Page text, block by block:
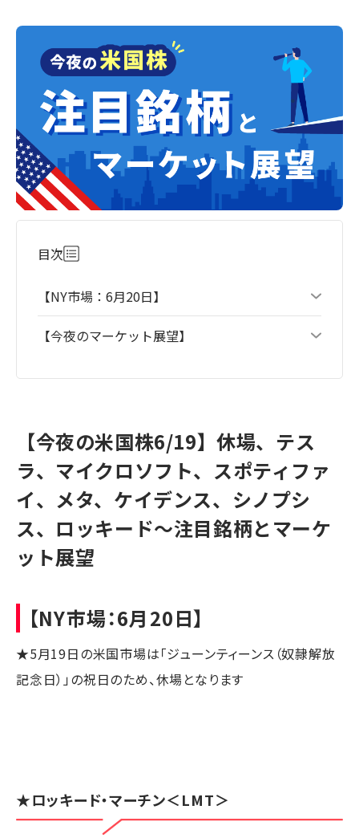
目次
【NY市場：6月20日】
【今夜のマーケット展望】
【今夜の米国株6/19】休場、テス
ラ、マイクロソフト、スポティファ
イ、メタ、ケイデンス、シノプシ
ス、ロッキード～注目銘柄とマーケ
ット展望
【NY市場：6月20日】
★5月19日の米国市場は「ジューンティーンス（奴隷解放
記念日）」の祝日のため、休場となります
★ロッキード・マーチン＜LMT＞